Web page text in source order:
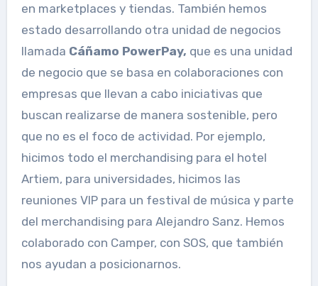
en marketplaces y tiendas. También hemos
estado desarrollando otra unidad de negocios
llamada Cáñamo PowerPay, que es una unidad
de negocio que se basa en colaboraciones con
empresas que llevan a cabo iniciativas que
buscan realizarse de manera sostenible, pero
que no es el foco de actividad. Por ejemplo,
hicimos todo el merchandising para el hotel
Artiem, para universidades, hicimos las
reuniones VIP para un festival de música y parte
del merchandising para Alejandro Sanz. Hemos
colaborado con Camper, con SOS, que también
nos ayudan a posicionarnos.